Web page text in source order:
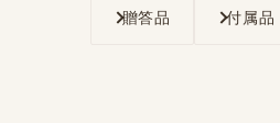
贈答品 付属品